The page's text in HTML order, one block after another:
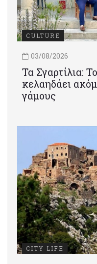
CULTURE
03/08/2026
Τα Σγαρτίλια:
κελαηδάει
γάμους
CITY LIFE